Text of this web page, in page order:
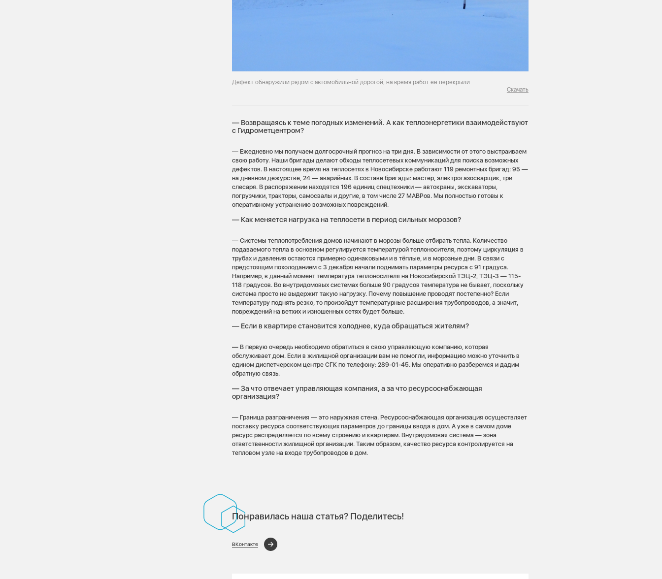
Дефект обнаружили рядом с автомобильной дорогой, на время работ ее перекрыли
Скачать
— Возвращаясь к теме погодных изменений. А как теплоэнергетики взаимодействуют
с Гидрометцентром?
— Ежедневно мы получаем долгосрочный прогноз на три дня. В зависимости от этого выстраиваем
свою работу. Наши бригады делают обходы теплосетевых коммуникаций для поиска возможных
дефектов. В настоящее время на теплосетях в Новосибирске работают 119 ремонтных бригад: 95 —
на дневном дежурстве, 24 — аварийных. В составе бригады: мастер, электрогазосварщик, три
слесаря. В распоряжении находятся 196 единиц спецтехники — автокраны, экскаваторы,
погрузчики, тракторы, самосвалы и другие, в том числе 27 МАВРов. Мы полностью готовы к
оперативному устранению возможных повреждений.
— Как меняется нагрузка на теплосети в период сильных морозов?
— Системы теплопотребления домов начинают в морозы больше отбирать тепла. Количество
подаваемого тепла в основном регулируется температурой теплоносителя, поэтому циркуляция в
трубах и давления остаются примерно одинаковыми и в тёплые, и в морозные дни. В связи с
предстоящим похолоданием с 3 декабря начали поднимать параметры ресурса с 91 градуса.
Например, в данный момент температура теплоносителя на Новосибирской ТЭЦ-2, ТЭЦ-3 — 115-
118 градусов. Во внутридомовых системах больше 90 градусов температура не бывает, поскольку
система просто не выдержит такую нагрузку. Почему повышение проводят постепенно? Если
температуру поднять резко, то произойдут температурные расширения трубопроводов, а значит,
повреждений на ветхих и изношенных сетях будет больше.
— Если в квартире становится холоднее, куда обращаться жителям?
— В первую очередь необходимо обратиться в свою управляющую компанию, которая
обслуживает дом. Если в жилищной организации вам не помогли, информацию можно уточнить в
едином диспетчерском центре СГК по телефону: 289-01-45. Мы оперативно разберемся и дадим
обратную связь.
— За что отвечает управляющая компания, а за что ресурсоснабжающая
организация?
— Граница разграничения — это наружная стена. Ресурсоснабжающая организация осуществляет
поставку ресурса соответствующих параметров до границы ввода в дом. А уже в самом доме
ресурс распределяется по всему строению и квартирам. Внутридомовая система — зона
ответственности жилищной организации. Таким образом, качество ресурса контролируется на
тепловом узле на входе трубопроводов в дом.
Понравилась наша статья? Поделитесь!
ВКонтакте